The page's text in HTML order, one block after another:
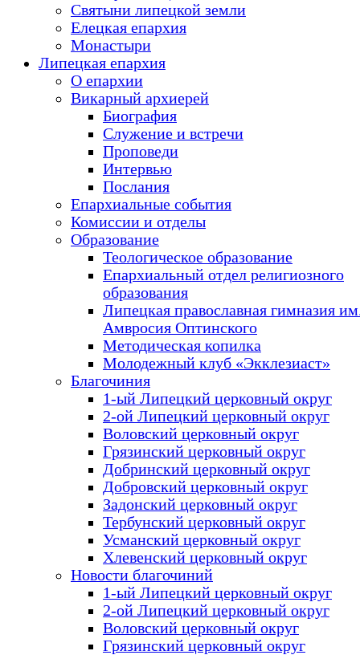
Святыни липецкой земли
Елецкая епархия
Монастыри
Липецкая епархия
О епархии
Викарный архиерей
Биография
Служение и встречи
Проповеди
Интервью
Послания
Епархиальные события
Комиссии и отделы
Образование
Теологическое образование
Епархиальный отдел религиозного
образования
Липецкая православная гимназия
Амвросия Оптинского
Методическая копилка
Молодежный клуб «Экклезиаст»
Благочиния
1-ый Липецкий церковный округ
2-ой Липецкий церковный округ
Воловский церковный округ
Грязинский церковный округ
Добринский церковный округ
Добровский церковный округ
Задонский церковный округ
Тербунский церковный округ
Усманский церковный округ
Хлевенский церковный округ
Новости благочиний
1-ый Липецкий церковный округ
2-ой Липецкий церковный округ
Воловский церковный округ
Грязинский церковный округ